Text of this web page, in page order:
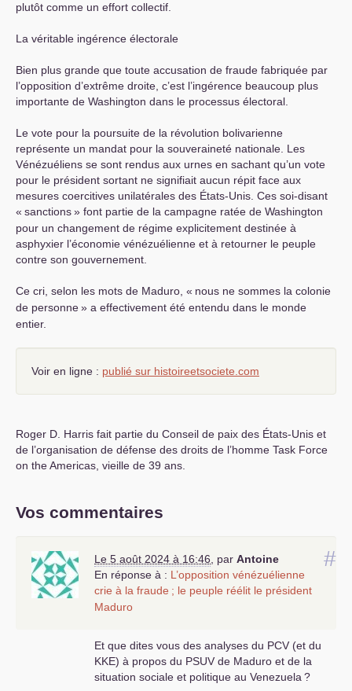
plutôt comme un effort collectif.
La véritable ingérence électorale
Bien plus grande que toute accusation de fraude fabriquée par
l’opposition d’extrême droite, c’est l’ingérence beaucoup plus
importante de Washington dans le processus électoral.
Le vote pour la poursuite de la révolution bolivarienne
représente un mandat pour la souveraineté nationale. Les
Vénézuéliens se sont rendus aux urnes en sachant qu’un vote
pour le président sortant ne signifiait aucun répit face aux
mesures coercitives unilatérales des États-Unis. Ces soi-disant
« sanctions» font partie de la campagne ratée de Washington
pour un changement de régime explicitement destinée à
asphyxier l’économie vénézuélienne et à retourner le peuple
contre son gouvernement.
Ce cri, selon les mots de Maduro, « nous ne sommes la colonie
de personne» a effectivement été entendu dans le monde
entier.
Voir en ligne : publié sur histoireetsociete.com
Roger D. Harris fait partie du Conseil de paix des États-Unis et
de l’organisation de défense des droits de l’homme Task Force
on the Americas, vieille de 39 ans.
Vos commentaires
#
Le 5 août 2024 à 16:46, par Antoine
En réponse à : L’opposition vénézuélienne
crie à la fraude ; le peuple réélit le président
Maduro
Et que dites vous des analyses du PCV (et du
KKE) à propos du PSUV de Maduro et de la
situation sociale et politique au Venezuela?